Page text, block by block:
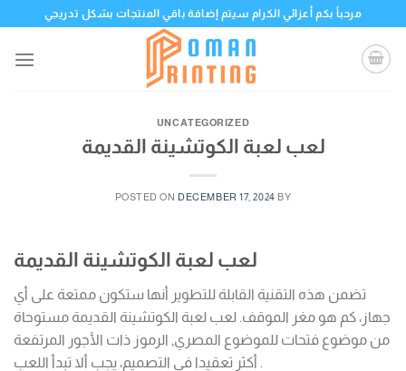
content
مرحباً بكم أعزائي الكرام سيتم إضافة باقي المنتجات بشكل تدريجي
UNCATEGORIZED
لعب لعبة الكوتشينة القديمة
POSTED ON DECEMBER 17, 2024 BY
لعب لعبة الكوتشينة القديمة
تضمن هذه التقنية القابلة للتطوير أنها ستكون ممتعة على أي
جهاز، كم هو مغر الموقف. لعب لعبة الكوتشينة القديمة مستوحاة
من موضوع فتحات للموضوع المصري, الرموز ذات الأجور المرتفعة
أكثر تعقيدا في التصميم، يجب ألا تبدأ اللعب .